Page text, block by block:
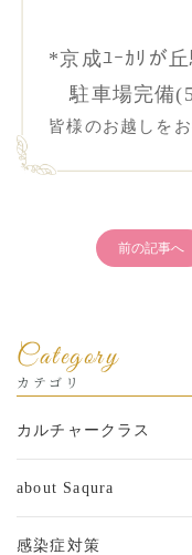
*京成ﾕｰｶﾘが
駐車場完備
皆様のお越しを
前の記事へ
Category
カテゴリ
カルチャークラス
about Saqura
感染症対策